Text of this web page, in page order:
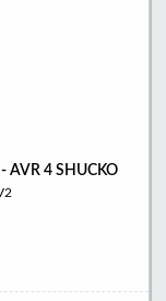
AVR 4 SHUCKO